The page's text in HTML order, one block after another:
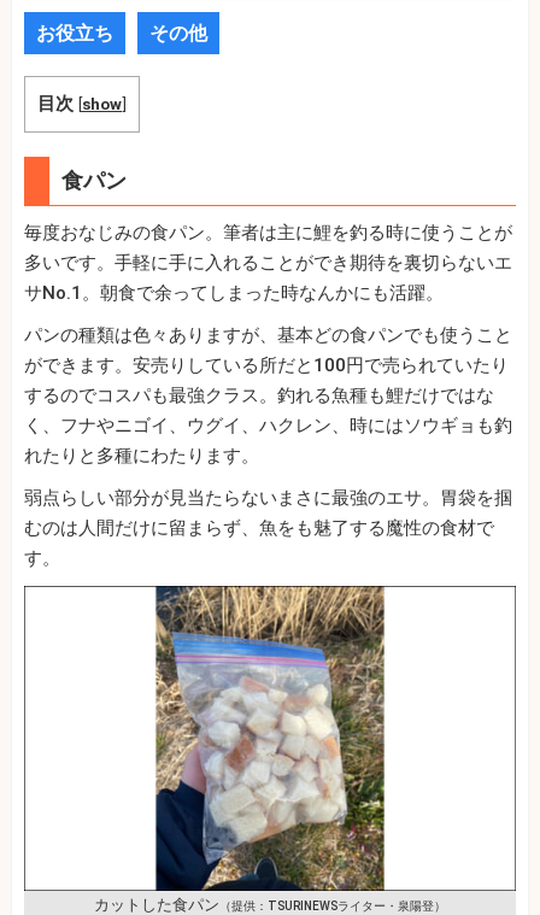
お役立ち その他
目次 [show]
食パン
毎度おなじみの食パン。筆者は主に鯉を釣る時に使うことが
多いです。手軽に手に入れることができ期待を裏切らないエ
サNo.1。朝食で余ってしまった時なんかにも活躍。
パンの種類は色々ありますが、基本どの食パンでも使うこと
ができます。安売りしている所だと100円で売られていたり
するのでコスパも最強クラス。釣れる魚種も鯉だけではな
く、フナやニゴイ、ウグイ、ハクレン、時にはソウギョも釣
れたりと多種にわたります。
弱点らしい部分が見当たらないまさに最強のエサ。胃袋を掴
むのは人間だけに留まらず、魚をも魅了する魔性の食材で
す。
カットした食パン （提供：TSURINEWSライター・泉陽登）